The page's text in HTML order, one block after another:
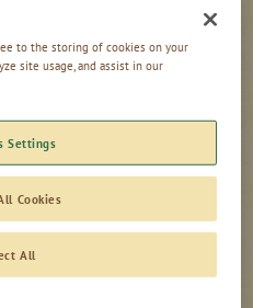
im Geschmack
STÜCK
vollfruchtige, besonders
Johannisbeeren. Die
to the storing of cookies on your
site usage, and assist in our
Settings
All
Cookies